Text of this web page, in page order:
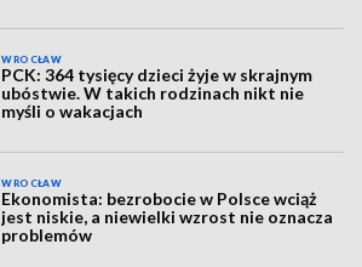
WROCŁAW
PCK: 364 tysięcy dzieci żyje w skrajnym
ubóstwie. W takich rodzinach nikt nie
myśli o wakacjach
WROCŁAW
Ekonomista: bezrobocie w Polsce wciąż
jest niskie, a niewielki wzrost nie oznacza
problemów